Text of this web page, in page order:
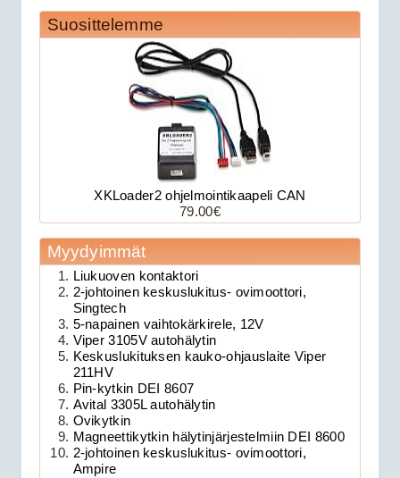
Avital 3305L autohälytin
179.00€
Avital 3305L on 2-su...
Clifford 330X1 autohälytin +
ultraääniliikeilmaisin DEI 509U
Suosittelemme
XKLoader2 ohjelmointikaapeli CAN
79.00€
Myydyimmät
Liukuoven kontaktori
2-johtoinen keskuslukitus- ovimoottori,
Singtech
5-napainen vaihtokärkirele, 12V
Viper 3105V autohälytin
Keskuslukituksen kauko-ohjauslaite Viper
211HV
Pin-kytkin DEI 8607
Avital 3305L autohälytin
Ovikytkin
Magneettikytkin hälytinjärjestelmiin DEI 8600
2-johtoinen keskuslukitus- ovimoottori,
Ampire